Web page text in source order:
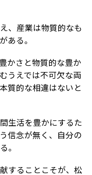
、産業は物質的なも
ある。
かさと物質的な豊か
うえでは不可欠な両
質的な相違はないと
生活を豊かにするた
信念が無く、自分の
。
することこそが、松